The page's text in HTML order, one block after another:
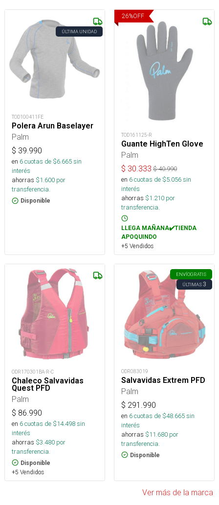
ÚLTIMA UNIDAD
TOD100411FE
Polera Arun Baselayer
Palm
$ 39.990
en 6cuotas de $6.665sin
interés
ahorras $1.600 por
transferencia.
Disponible
26%OFF
TOD161125-R
Guante HighTen Glove
Palm
$ 30.333 $40.990
en 6cuotas de $5.056sin
interés
ahorras $1.210 por
transferencia.
LLEGA MAÑANA✔️TIENDA
APOQUINDO
+5 Vendidos
ODR170301BA-R-C
Chaleco Salvavidas
Quest PFD
Palm
$ 86.990
en 6cuotas de $14.498sin
interés
ahorras $3.480 por
transferencia.
Disponible
+5 Vendidos
ENVÍOGRATIS
ÚLTIMAS3
ODR083019
Salvavidas Extrem PFD
Palm
$ 291.990
en 6cuotas de $48.665sin
interés
ahorras $11.680 por
transferencia.
Disponible
Ver más de la marca